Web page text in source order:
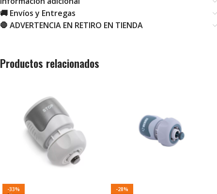
🚚 Envíos y Entregas
🛑 ADVERTENCIA EN RETIRO EN TIENDA
Productos relacionados
-33% -28%